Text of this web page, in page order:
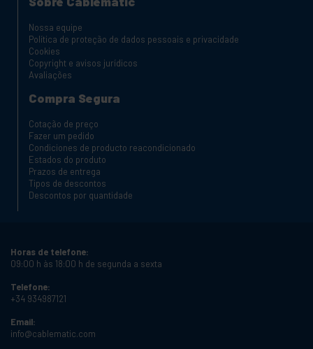
Nossa equipe
Política de proteção de dados pessoais e privacidade
Cookies
Copyright e avisos jurídicos
Avaliações
Compra Segura
Cotação de preço
Fazer um pedido
Condiciones de producto reacondicionado
Estados do produto
Prazos de entrega
Tipos de descontos
Descontos por quantidade
Horas de telefone:
09:00 h às 18:00 h de segunda a sexta
Telefone:
+34 934987121
Email:
info@cablematic.com